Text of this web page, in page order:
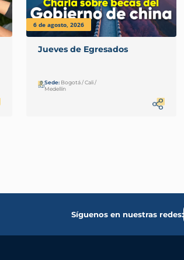
6 de agosto, 2026
Jueves de Egresados
Sede: Bogotá / Cali /
Medellín
Síguenos en nuestras redes: